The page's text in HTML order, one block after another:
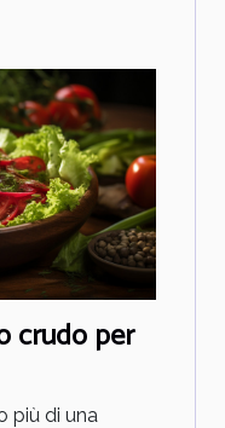
crudo per
più di una